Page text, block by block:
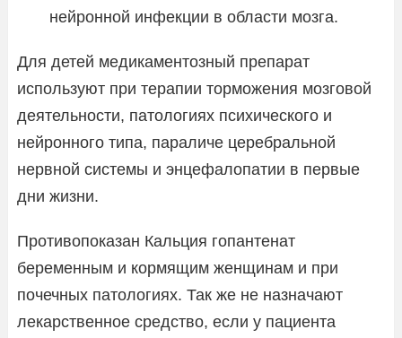
нейронной инфекции в области мозга.
Для детей медикаментозный препарат
используют при терапии торможения мозговой
деятельности, патологиях психического и
нейронного типа, параличе церебральной
нервной системы и энцефалопатии в первые
дни жизни.
Противопоказан Кальция гопантенат
беременным и кормящим женщинам и при
почечных патологиях. Так же не назначают
лекарственное средство, если у пациента